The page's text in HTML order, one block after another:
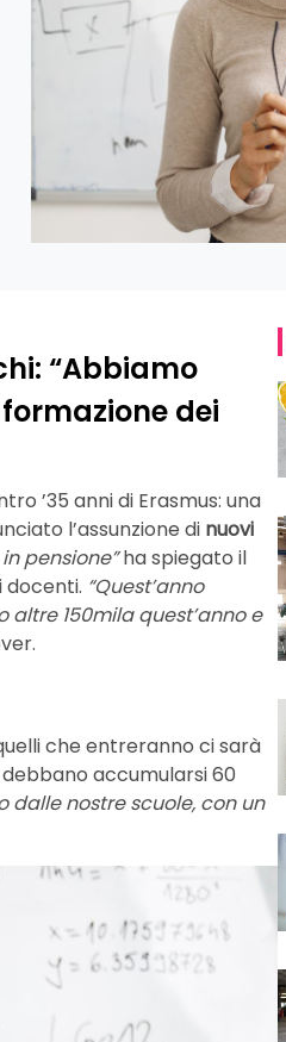
“Abbiamo
dei
’35 anni di Erasmus: una
l’assunzione di nuovi
pensione”ha spiegato il
docenti. “Quest’anno
150mila quest’anno e
che entreranno ci sarà
accumularsi 60
nostre scuole, con un